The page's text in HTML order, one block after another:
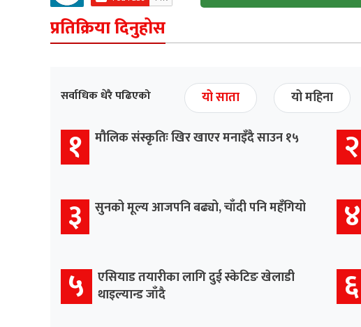
प्रतिक्रिया दिनुहोस
सर्वाधिक धेरै पढिएको यो साता यो महिना
१ मौलिक संस्कृतिः खिर खाएर मनाइँदै साउन १५ २
३ सुनको मूल्य आजपनि बढ्यो, चाँदी पनि महँगियो ४
५
एसियाड तयारीका लागि दुई स्केटिङ खेलाडी
थाइल्यान्ड जाँदै
६